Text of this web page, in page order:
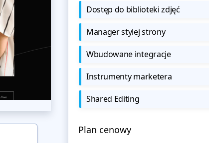
Dostęp do biblioteki zdjęć
Manager stylej strony
Wbudowane integracje
Instrumenty marketera
Shared Editing
Plan cenowy